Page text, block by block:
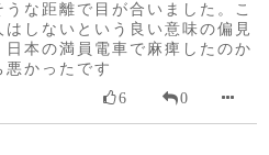
な距離で目が合いました。こ
はしないという良い意味の偏見
日本の満員電車で麻痺したのか
悪かったです
6 0